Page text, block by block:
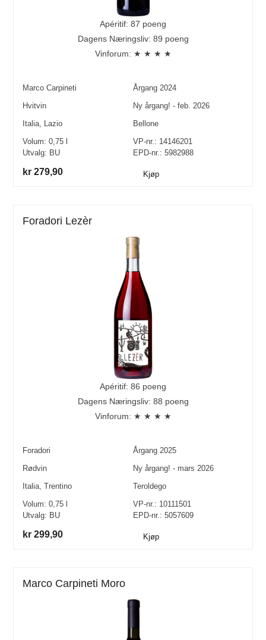
Apéritif: 87 poeng
Dagens Næringsliv: 89 poeng
Vinforum: ★ ★ ★ ★
Marco Carpineti Årgang 2024
Hvitvin
Ny årgang! - feb. 2026
Italia, Lazio
Bellone
Volum:0,75
Utvalg: BU
VP-nr.: 14146201
EPD-nr.: 5982988
kr 279,90 Kjøp
Foradori Lezèr
Apéritif: 86 poeng
Dagens Næringsliv: 88 poeng
Vinforum: ★ ★ ★ ★
Foradori Årgang 2025
Rødvin
Ny årgang! - mars 2026
Italia,Trentino
Teroldego
Volum:0,75
Utvalg: BU
VP-nr.: 10111501
EPD-nr.: 5057609
kr 299,90 Kjøp
Marco Carpineti Moro